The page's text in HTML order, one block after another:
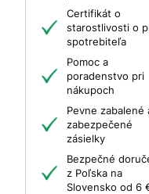
Certifikát o
starostlivosti o
spotrebiteľa
Pomoc a
poradenstvo pri
nákupoch
Pevne zabalené
zabezpečené
zásielky
Bezpečné
z Poľska na
Slovensko od 6